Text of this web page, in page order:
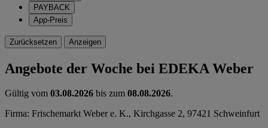
PAYBACK
App-Preis
Zurücksetzen Anzeigen
Angebote der Woche bei EDEKA Weber
Gültig vom 03.08.2026 bis zum 08.08.2026.
Firma: Frischemarkt Weber e. K., Kirchgasse 2, 97421 Schweinfurt